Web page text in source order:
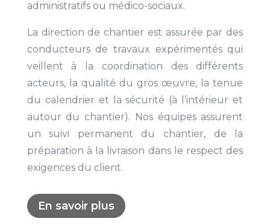
administratifs ou médico-sociaux.
La direction de chantier est assurée par des
conducteurs de travaux expérimentés qui
veillent à la coordination des différents
acteurs, la qualité du gros œuvre, la tenue
du calendrier et la sécurité (à l’intérieur et
autour du chantier). Nos équipes assurent
un suivi permanent du chantier, de la
préparation à la livraison dans le respect des
exigences du client.
En savoir plus